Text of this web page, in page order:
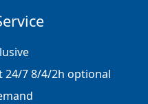
24/7 8/4/2h optional